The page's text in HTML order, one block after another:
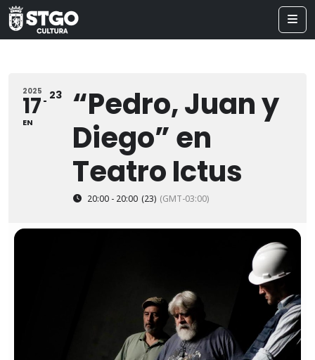
2025
17
EN
23
“Pedro, Juan y
Diego” en
Teatro Ictus
20:00 - 20:00 (23) (GMT-03:00)